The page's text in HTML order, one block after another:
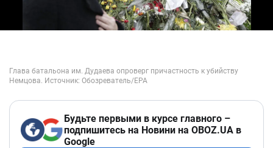
Будьте первыми в курсе главного –
подпишитесь на Новини на OBOZ.UA в
Google